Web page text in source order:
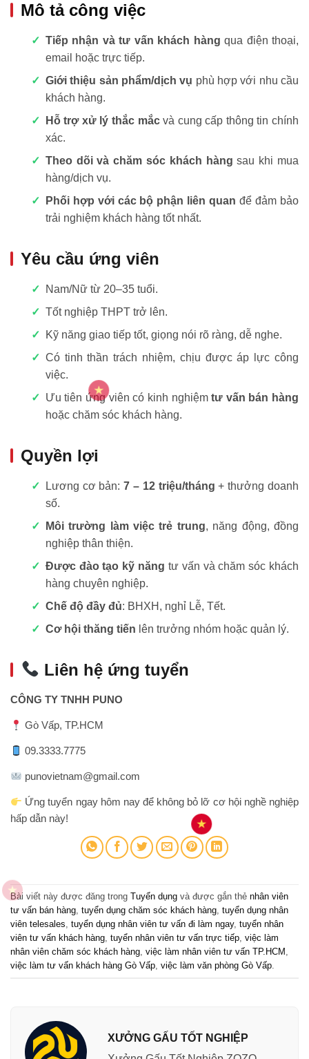
Mô tả công việc
Tiếp nhận và tư vấn khách hàng qua điện thoại,
email hoặc trực tiếp.
Giới thiệu sản phẩm/dịch vụ phù hợp với nhu cầu
khách hàng.
Hỗ trợ xử lý thắc mắcvà cung cấp thông tin chính
xác.
Theo dõi và chăm sóc khách hàng sau khi mua
hàng/dịch vụ.
Phối hợp với các bộ phận liên quan để đảm bảo
trải nghiệm khách hàng tốt nhất.
Yêu cầu ứng viên
Nam/Nữ từ 20–35 tuổi.
Tốt nghiệp THPT trở lên.
Kỹ năng giao tiếp tốt, giọng nói rõ ràng, dễ nghe.
Có tinh thần trách nhiệm, chịu được áp lực công
việc.
Ưu tiên ứng viên có kinh nghiệmtư vấn bán hàng
hoặc chăm sóc khách hàng.
Quyền lợi
Lương cơ bản:7 – 12 triệu/tháng + thưởng doanh
số.
Môi trường làm việc trẻ trung, năng động, đồng
nghiệp thân thiện.
Được đào tạo kỹ năng tư vấn và chăm sóc khách
hàng chuyên nghiệp.
Chế độ đầy đủ: BHXH, nghỉ Lễ, Tết.
Cơ hội thăng tiến lên trưởng nhóm hoặc quản lý.
Liên hệ ứng tuyển
CÔNG TY TNHH PUNO
Gò Vấp, TP.HCM
09.3333.7775
punovietnam@gmail.com
Ứng tuyển ngay hôm nay để không bỏ lỡ cơ hội nghề nghiệp
hấp dẫn này!
Bài viết này được đăng trong Tuyển dụng và được gắn thẻ nhân viên
tư vấn bán hàng tuyển dụng chăm sóc khách hàng tuyển dụng nhân
viên telesales tuyển dụng nhân viên tư vấn đi làm ngay, tuyển nhân
viên tư vấn khách hàng tuyển nhân viên tư vấn trực tiếp việc làm
nhân viên chăm sóc khách hàng việc làm nhân viên tư vấn TP.HCM
việc làm tư vấn khách hàng Gò Vấp việc làm văn phòng Gò Vấp
XƯỞNG GẤU TỐT NGHIỆP